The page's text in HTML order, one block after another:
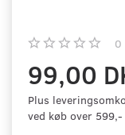
0
99,00
Plus
ved køb over 599,-